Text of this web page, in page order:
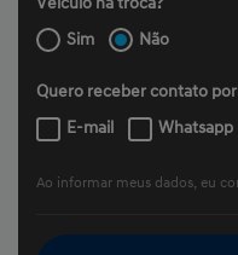
Veículo na troca?
Sim
Não
Quero receber contato
E-mail
Whatsapp
Ao informar meus dados, eu